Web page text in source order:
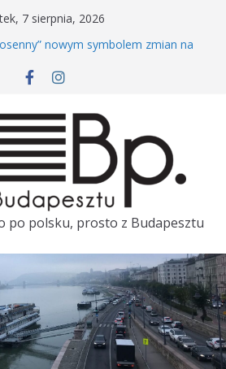
7 sierpnia, 2026
nowym symbolem zmian na
po Budapeszcie. Kiedy wróci Bubi?
polską i węgierską kolej
wizytą Pétera Magyara w Polsce
Węgier zostaje odwołany
Budapeszcie. TOP 3
po polsku, prosto z Budapesztu